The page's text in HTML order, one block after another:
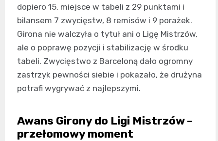
dopiero 15. miejsce w tabeli z 29 punktami i
bilansem 7 zwycięstw, 8 remisów i 9 porażek.
Girona nie walczyła o tytuł ani o Ligę Mistrzów,
ale o poprawę pozycji i stabilizację w środku
tabeli. Zwycięstwo z Barceloną dało ogromny
zastrzyk pewności siebie i pokazało, że drużyna
potrafi wygrywać z najlepszymi.
Awans Girony do Ligi Mistrzów –
przełomowy moment